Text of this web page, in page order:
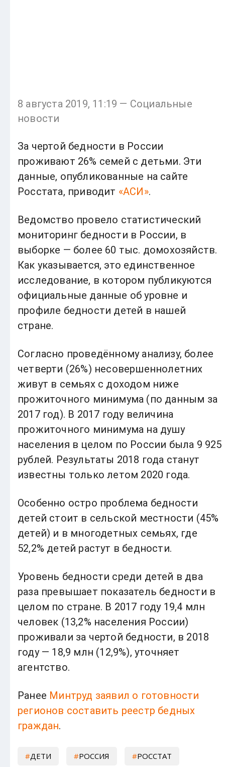
8 августа 2019, 11:19 — Социальные
новости
За чертой бедности в России
проживают 26% семей с детьми. Эти
данные, опубликованные на сайте
Росстата, приводит «АСИ».
Ведомство провело статистический
мониторинг бедности в России, в
выборке — более 60 тыс. домохозяйств.
Как указывается, это единственное
исследование, в котором публикуются
официальные данные об уровне и
профиле бедности детей в нашей
стране.
Согласно проведённому анализу, более
четверти (26%) несовершеннолетних
живут в семьях с доходом ниже
прожиточного минимума (по данным за
2017 год). В 2017 году величина
прожиточного минимума на душу
населения в целом по России была 9 925
рублей. Результаты 2018 года станут
известны только летом 2020 года.
Особенно остро проблема бедности
детей стоит в сельской местности (45%
детей) и в многодетных семьях, где
52,2% детей растут в бедности.
Уровень бедности среди детей в два
раза превышает показатель бедности в
целом по стране. В 2017 году 19,4 млн
человек (13,2% населения России)
проживали за чертой бедности, в 2018
году — 18,9 млн (12,9%), уточняет
агентство.
Ранее Минтруд заявил о готовности
регионов составить реестр бедных
граждан.
ДЕТИ РОССИЯ РОССТАТ